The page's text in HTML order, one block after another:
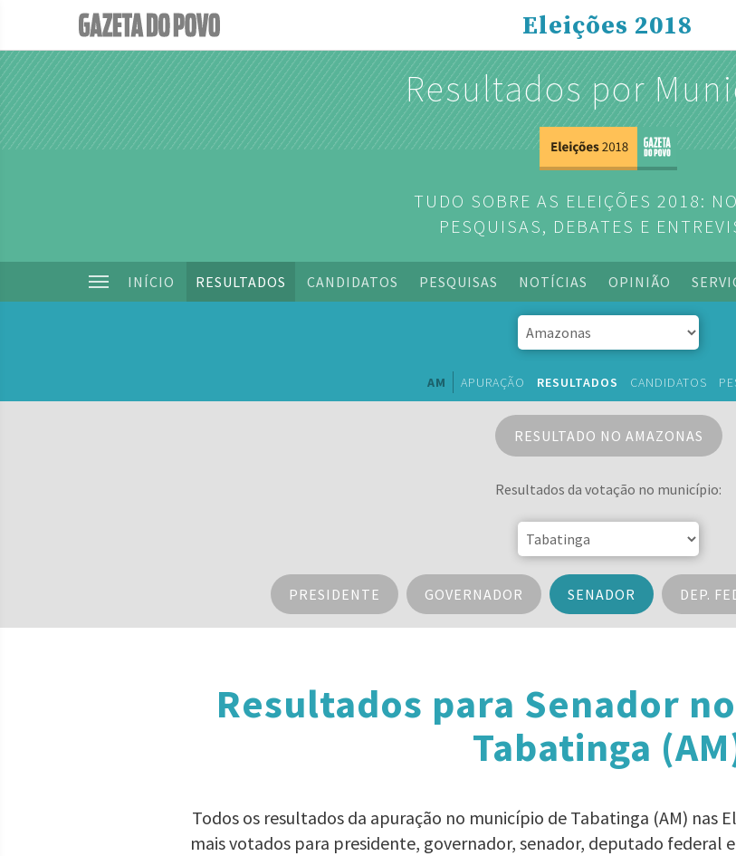
Eleições 2018
Resultados por
TUDO SOBRE AS ELEIÇÕES 2018:
PESQUISAS, DEBATES E
INÍCIO RESULTADOS CANDIDATOS PESQUISAS NOTÍCIAS OPINIÃO
AM APURAÇÃO RESULTADOS CANDIDATOS
RESULTADO NO AMAZONAS
Resultados da votação no município:
PRESIDENTE GOVERNADOR SENADOR DEP.
Resultados para Senador
Tabatinga
Todos os resultados da apuração no município de Tabatinga (AM) nas
mais votados para presidente, governador, senador, deputado federal